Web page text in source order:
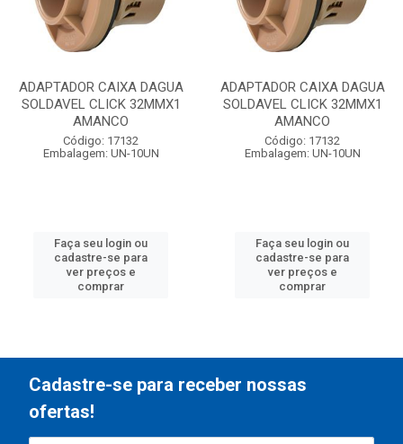
ADAPTADOR CAIXA DAGUA
SOLDAVEL CLICK 32MMX1
AMANCO
Código: 17132
Embalagem: UN-10UN
Faça seu login ou
cadastre-se para
ver preços e
comprar
ADAPTADOR CAIXA DAGUA
SOLDAVEL CLICK 32MMX1
AMANCO
Código: 17132
Embalagem: UN-10UN
Faça seu login ou
cadastre-se para
ver preços e
comprar
Cadastre-se para receber nossas
ofertas!